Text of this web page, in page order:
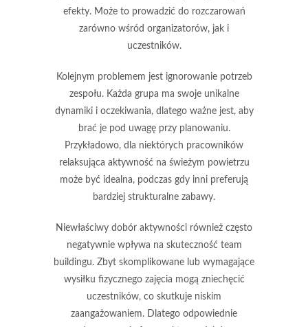
efekty. Może to prowadzić do rozczarowań
zarówno wśród organizatorów, jak i
uczestników.
Kolejnym problemem jest ignorowanie potrzeb
zespołu. Każda grupa ma swoje unikalne
dynamiki i oczekiwania, dlatego ważne jest, aby
brać je pod uwagę przy planowaniu.
Przykładowo, dla niektórych pracowników
relaksująca aktywność na świeżym powietrzu
może być idealna, podczas gdy inni preferują
bardziej strukturalne zabawy.
Niewłaściwy dobór aktywności również często
negatywnie wpływa na skuteczność team
buildingu. Zbyt skomplikowane lub wymagające
wysiłku fizycznego zajęcia mogą zniechęcić
uczestników, co skutkuje niskim
zaangażowaniem. Dlatego odpowiednie